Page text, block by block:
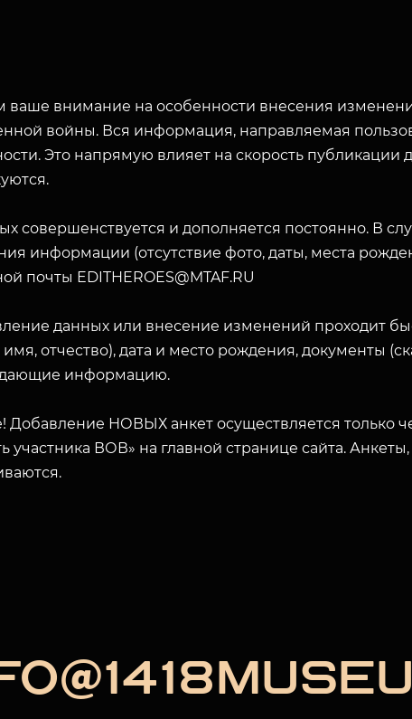
внимание на особенности внесения
войны. Вся информация, направляемая
Это напрямую влияет на скорость
совершенствуется и дополняется постоянно. В
информации (отсутствие фото, даты, места
почты EDITHEROES@MTAF.RU
данных или внесение изменений проходит
отчество), дата и место рождения, документы
информацию.
Добавление НОВЫХ анкет осуществляется только
участника ВОВ» на главной странице сайта.